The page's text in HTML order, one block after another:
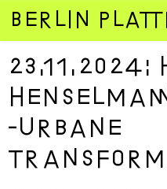
Zum
Inhalt
springen
23.11.2024:
-Urbane